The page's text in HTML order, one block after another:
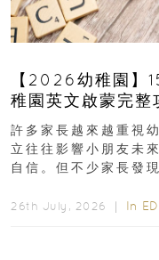
【2026幼稚園】
稚園英文啟蒙完整
許多家長越來越重視
立往往影響小朋友未
自信。但不少家長發
26th July, 2026 ｜ In